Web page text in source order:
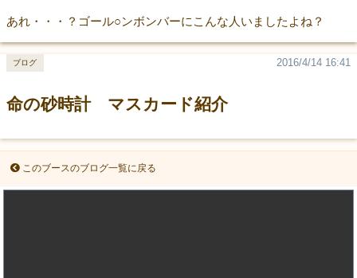
あれ・・・？ゴール○ンボンバーにこんな人いましたよね？
命の砂時計 マスカード紹介
2016/4/14 16:41
ブログ
このブースのブログ一覧に戻る